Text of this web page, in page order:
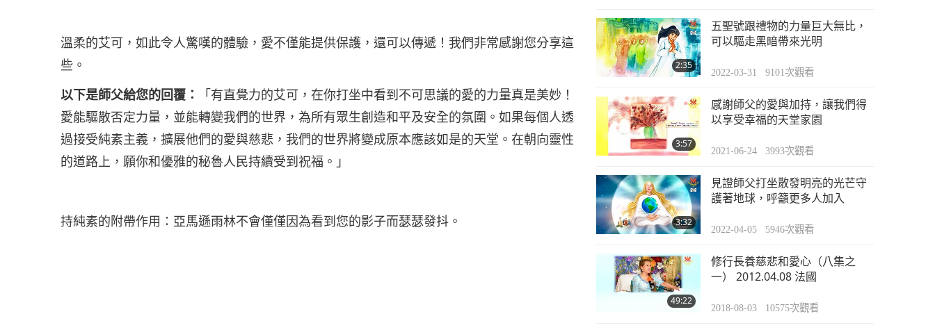
溫柔的艾可，如此令人驚嘆的體驗，愛不僅能提供保護，還可以傳遞！我們非常感謝您分享這
些。
以下是師父給您的回覆：
「有直覺力的艾可，在你打坐中看到不可思議的愛的力量真是美妙！
愛能驅散否定力量，並能轉變我們的世界，為所有眾生創造和平及安全的氛圍。如果每個人透
過接受純素主義，擴展他們的愛與慈悲，我們的世界將變成原本應該如是的天堂。在朝向靈性
的道路上，願你和優雅的秘魯人民持續受到祝福。 」
持純素的附帶作用：亞馬遜雨林不會僅僅因為看到您的影子而瑟瑟發抖。
2:35
五聖號跟禮物的力量巨大無比，
可以驅走黑暗帶來光明
2022-03-31 9101次觀看
3:57
感謝師父的愛與加持，讓我們得
以享受幸福的天堂家園
2021-06-24 3993次觀看
3:32
見證師父打坐散發明亮的光芒守
護著地球，呼籲更多人加入
2022-04-05 5946次觀看
49:22
修行長養慈悲和愛心（八集之
一） 2012.04.08 法國
2018-08-03 10575次觀看